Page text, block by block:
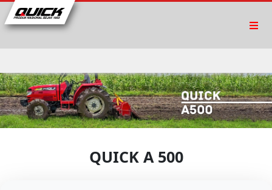
QUICK A 500